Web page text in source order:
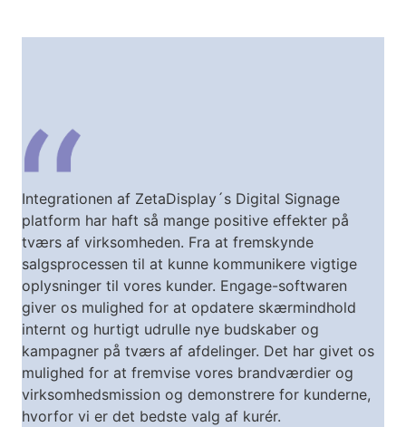
Integrationen af ZetaDisplay´s Digital Signage
platform har haft så mange positive effekter på
tværs af virksomheden. Fra at fremskynde
salgsprocessen til at kunne kommunikere vigtige
oplysninger til vores kunder. Engage-softwaren
giver os mulighed for at opdatere skærmindhold
internt og hurtigt udrulle nye budskaber og
kampagner på tværs af afdelinger. Det har givet os
mulighed for at fremvise vores brandværdier og
virksomhedsmission og demonstrere for kunderne,
hvorfor vi er det bedste valg af kurér.